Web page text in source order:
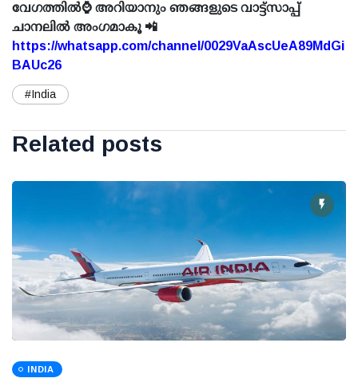
വേഗത്തിൽ⌚ അറിയാനും ഞങ്ങളുടെ വാട്ട്സാപ്പ്
ചാനലിൽ അംഗമാകൂ 📲
https://whatsapp.com/channel/0029VaAscUeA89MdGi
BAUc26
#India
Related posts
INDIA